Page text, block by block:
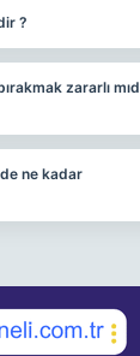
?
zararlı
ne kadar